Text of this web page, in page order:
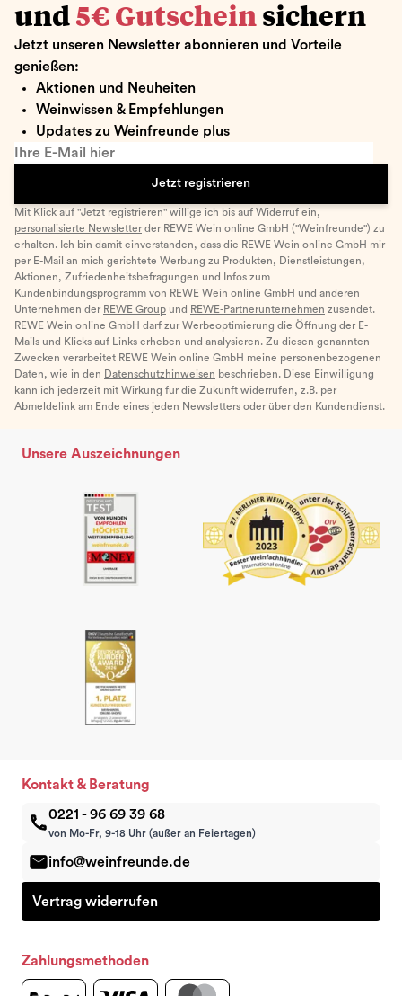
und 5€ Gutschein sichern
Jetzt unseren Newsletter abonnieren und Vorteile
genießen:
Aktionen und Neuheiten
Weinwissen & Empfehlungen
Updates zu Weinfreunde plus
Ihre E-Mail hier
Jetzt registrieren
Mit Klick auf "Jetzt registrieren" willige ich bis auf Widerruf ein,
personalisierte Newsletter der REWE Wein online GmbH ("Weinfreunde") zu
erhalten. Ich bin damit einverstanden, dass die REWE Wein online GmbH mir
per E-Mail an mich gerichtete Werbung zu Produkten, Dienstleistungen,
Aktionen, Zufriedenheitsbefragungen und Infos zum
Kundenbindungsprogramm von REWE Wein online GmbH und anderen
Unternehmen der REWE Group und REWE-Partnerunternehmen zusendet.
REWE Wein online GmbH darf zur Werbeoptimierung die Öffnung der E-
Mails und Klicks auf Links erheben und analysieren. Zu diesen genannten
Zwecken verarbeitet REWE Wein online GmbH meine personenbezogenen
Daten, wie in den Datenschutzhinweisen beschrieben. Diese Einwilligung
kann ich jederzeit mit Wirkung für die Zukunft widerrufen, z.B. per
Abmeldelink am Ende eines jeden Newsletters oder über den Kundendienst.
Unsere Auszeichnungen
Kontakt & Beratung
0221 - 96 69 39 68
von Mo-Fr, 9-18 Uhr (außer an Feiertagen)
info@weinfreunde.de
Vertrag widerrufen
Zahlungsmethoden